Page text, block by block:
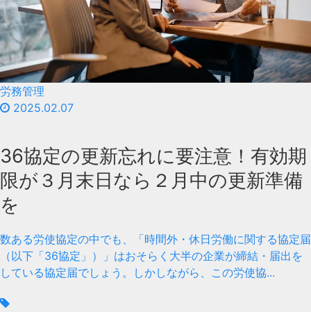
労務管理
2025.02.07
36協定の更新忘れに要注意！有効期
限が３月末日なら２月中の更新準備
を
数ある労使協定の中でも、「時間外・休日労働に関する協定届
（以下「36協定」）」はおそらく大半の企業が締結・届出を
している協定届でしょう。しかしながら、この労使協...